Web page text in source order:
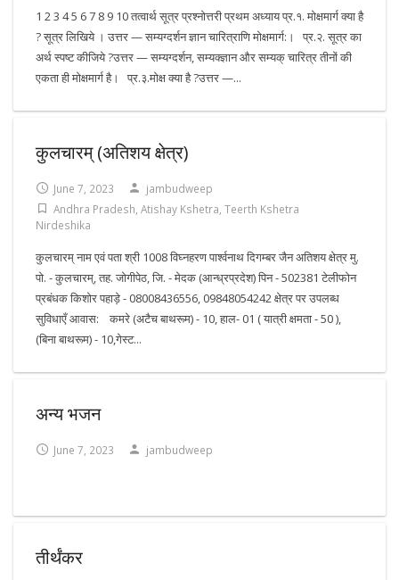
1 2 3 4 5 6 7 8 9 10 तत्वार्थ सूत्र प्रश्नोत्तरी प्रथम अध्याय प्र.१. मोक्षमार्ग क्या है
? सूत्र लिखिये । उत्तर — सम्यग्दर्शन ज्ञान चारित्राणि मोक्षमार्ग:। प्र.२. सूत्र का
अर्थ स्पष्ट कीजिये ?उत्तर — सम्यग्दर्शन, सम्यक्ज्ञान और सम्यक् चारित्र तीनों की
एकता ही मोक्षमार्ग है। प्र.३.मोक्ष क्या है ?उत्तर —...
कुलचारम् (अतिशय क्षेत्र)
June 7, 2023
jambudweep
Andhra Pradesh Atishay Kshetra Teerth Kshetra
Nirdeshika
कुलचारम् नाम एवं पता श्री 1008 विघ्नहरण पार्श्वनाथ दिगम्बर जैन अतिशय क्षेत्र मु.
पो. - कुलचारम्, तह. जोगीपेठ, जि. - मेदक (आन्ध्रप्रदेश) पिन - 502381 टेलीफोन
प्रबंधक किशोर पहाड़े - 08008436556, 09848054242 क्षेत्र पर उपलब्ध
सुविधाएँ आवास: कमरे (अटैच बाथरूम) - 10, हाल- 01 ( यात्री क्षमता - 50 ),
(बिना बाथरूम) - 10,गेस्ट...
अन्य भजन
June 7, 2023 jambudweep
तीर्थंकर